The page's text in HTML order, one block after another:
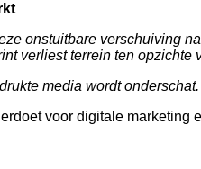
onstuitbare verschuiving
verliest terrein ten opzichte
media wordt
voor digitale marketing